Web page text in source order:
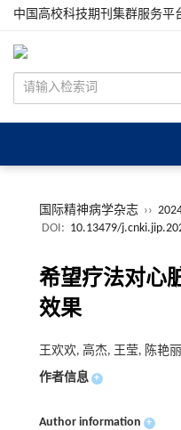
中国高校科技期刊集群服务平
国际精神病学杂志 ››
DOI: 10.13479/
希望疗法对心
效果
王欢欢, 高杰, 王莹, 陈艳
作者信息 +
Author information +